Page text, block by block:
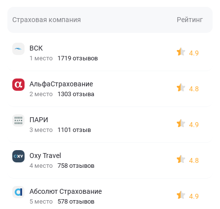
Страховая компания Рейтинг
ВСК
1 место 1719 отзывов
4.9
АльфаСтрахование
2 место 1303 отзыва
4.8
ПАРИ
3 место 1101 отзыв
4.9
Oxy Travel
4 место 758 отзывов
4.8
Абсолют Страхование
5 место 578 отзывов
4.9